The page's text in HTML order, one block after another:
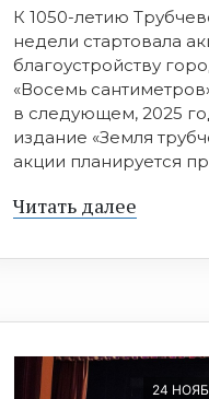
К 1050-летию
недели стартовала
благоустройству
«Восемь
в следующем, 2025
издание «Земля
акции планируется
Читать далее
24